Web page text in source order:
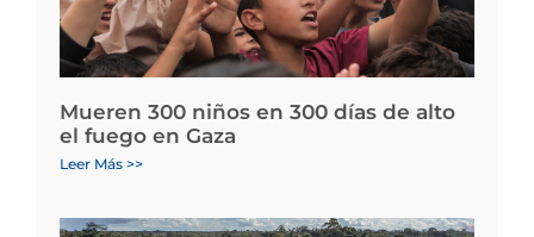
Mueren 300 niños en 300 días de alto
el fuego en Gaza
Leer Más >>